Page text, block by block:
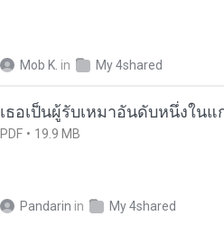
Mob K. in My 4shared
เธอเป็นผู้รับเหมาอันดับหนึ่งใน
PDF 19.9 MB
Pandarin in My 4shared